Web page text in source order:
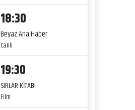
18:30
Beyaz Ana Haber
Canlı
19:30
SIRLAR KİTABI
Film